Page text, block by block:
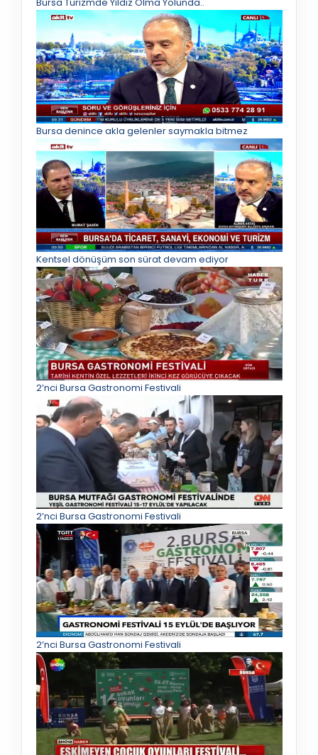
Bursa denince akla gelenler saymakla bitmez
Kentsel dönüşüm son sürat devam ediyor
2’nci Bursa Gastronomi Festivali
2’nci Bursa Gastronomi Festivali
2’nci Bursa Gastronomi Festivali